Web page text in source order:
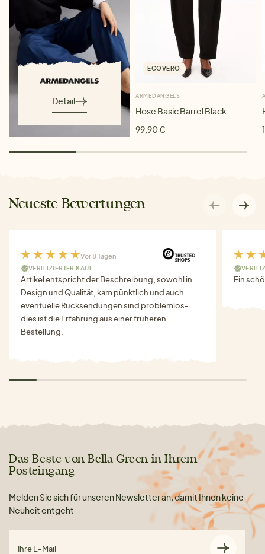
Detail
ECOVERO
ARMEDANGELS
Hose Basic Barrel Black
99,90 €
Neueste Bewertungen
Vor 8 Tagen
VERIFIZIERTER KAUF
Artikel entspricht der Beschreibung, sowohl in
Design und Qualität, kam pünktlich und auch
eventuelle Rücksendungen sind problemlos-
dies ist die Erfahrung aus einer früheren
Bestellung.
Ein
Das Beste von Bella Green in Ihrem
Posteingang
Melden Sie sich für unseren Newsletter an, damit Ihnen keine
Neuheit entgeht
Ihre E-Mail